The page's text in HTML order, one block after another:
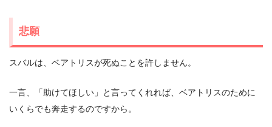
悲願
スバルは、ベアトリスが死ぬことを許しません。
一言、「助けてほしい」と言ってくれれば、ベアトリスのために
いくらでも奔走するのですから。